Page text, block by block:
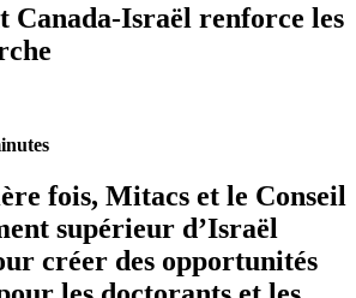
Canada-Israël renforce les
fois, Mitacs et le Conseil
supérieur d’Israël
créer des opportunités